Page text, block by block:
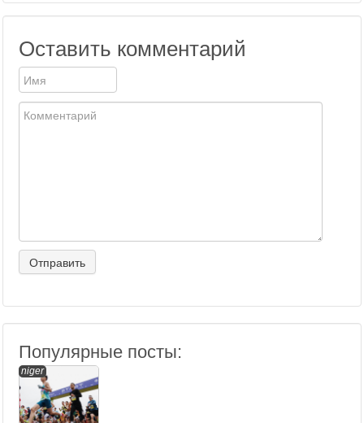
Оставить комментарий
Популярные посты:
niger